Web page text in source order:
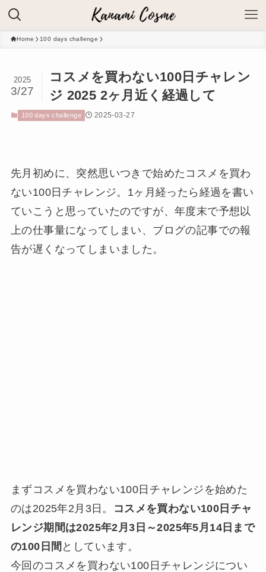
Home 100 days challenge
コスメを買わない100日チャレン
ジ 2025 2ヶ月近く経過して
2025
3/27
100 days challenge 2025-03-27
先月初めに、突然思いつきで始めたコスメを買わ
ない100日チャレンジ。1ヶ月経ったら経過を書い
ていこうと思っていたのですが、年度末で予想以
上の仕事量になってしまい、ブログの記事での報
告が遅くなってしまいました。
まずコスメを買わない100日チャレンジを始めた
のは2025年2月3日。
コスメを買わない100日チャ
レンジ期間は2025年2月3日～2025年5月14日まで
の100日間 としています。
今回のコスメを買わない100日チャレンジについ